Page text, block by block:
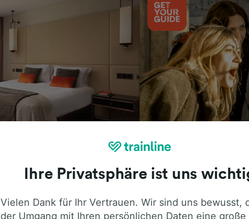
Die ehrliche Meinung von Trainline-
Ihre Privatsphäre ist uns
Vielen Dank für Ihr Vertrauen. Wir sind uns bewusst,
der Umgang mit Ihren persönlichen Daten eine große